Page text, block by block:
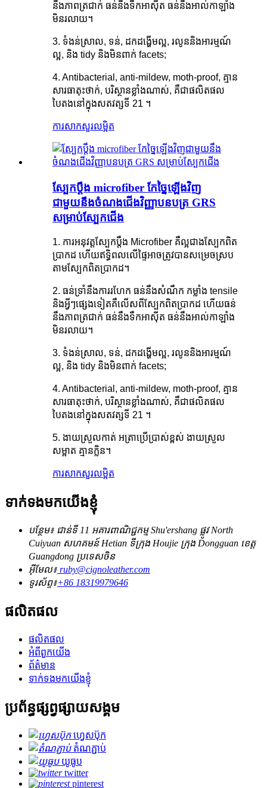
នឹងភាពត្រជាក់ ធន់នឹងទឹកអាស៊ីត ធន់នឹងអាល់កាឡាំង
មិនរលាយ។
3. ទំងន់ស្រាល, ទន់, ដកដង្ហើមល្អ, រលូននិងអារម្មណ៍
ល្អ, និង tidy និងមិនពាក់ facets;
4. Antibacterial, anti-mildew, moth-proof, គ្មាន
សារធាតុះថាក់, បរិស្ថានខ្លាំងណាស់, គឺជាផលិតផល
បៃតងនៅក្នុងសតវត្សទី 21 ។
ការសាកសួរលម្អិត
ស្បែកប្តឹង microfiber កែច្នៃឡើងវិញ
ជាមួយនឹងចំណងជើងវិញ្ញាបនបត្រ GRS
សម្រាប់ស្បែកជើង
1. ការអនុវត្តស្បែកប្តឹង Microfiber គឺល្អជាងស្បែកពិត
ប្រាកដ ហើយឥទ្ធិពលលើផ្ទៃអាចត្រូវបានសម្រេចស្រប
តាមស្បែកពិតប្រាកដ។
2. ធន់ទ្រាំនឹងការរហែក ធន់នឹងសំណឹក កម្លាំង tensile
និងអ្វីៗផ្សេងទៀតគឺលើសពីស្បែកពិតប្រាកដ ហើយធន់
នឹងភាពត្រជាក់ ធន់នឹងទឹកអាស៊ីត ធន់នឹងអាល់កាឡាំង
មិនរលាយ។
3. ទំងន់ស្រាល, ទន់, ដកដង្ហើមល្អ, រលូននិងអារម្មណ៍
ល្អ, និង tidy និងមិនពាក់ facets;
4. Antibacterial, anti-mildew, moth-proof, គ្មាន
សារធាតុះថាក់, បរិស្ថានខ្លាំងណាស់, គឺជាផលិតផល
បៃតងនៅក្នុងសតវត្សទី 21 ។
5. ងាយស្រួលកាត់ អត្រាប្រើប្រាស់ខ្ពស់ ងាយស្រួល
សម្អាត គ្មានក្លិន។
ការសាកសួរលម្អិត
ទាក់ទងមកយើងខ្ញុំ
បន្ថែម៖ ជាន់ទី 11 អគារពាណិជ្ជកម្ម Shu'ershang ផ្លូវ North
Cuiyuan សហគមន៍ Hetian ទីក្រុង Houjie ក្រុង Dongguan ខេត្ត
Guangdong ប្រទេសចិន
អ៊ីមែល៖ ruby@cignoleather.com
ទូរស័ព្ទ៖+86 18319979646
ផលិតផល
ផលិតផល
អំពីពួកយើង
ព័ត៌មាន
ទាក់ទងមកយើងខ្ញុំ
ប្រព័ន្ធផ្សព្វផ្សាយសង្គម
ហ្វេសប៊ុក
តំណភ្ជាប់
យូធូប
twitter
pinterest